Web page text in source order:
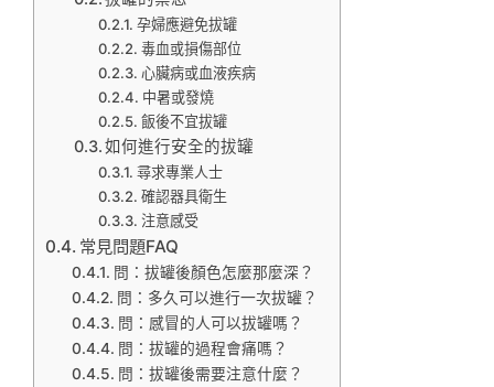
孕婦應避免拔罐
毒血或損傷部位
心臟病或血液疾病
中暑或發燒
飯後不宜拔罐
如何進行安全的拔罐
尋求專業人士
確認器具衛生
注意感受
常見問題FAQ
問：拔罐後顏色怎麼那麼深？
問：多久可以進行一次拔罐？
問：感冒的人可以拔罐嗎？
問：拔罐的過程會痛嗎？
問：拔罐後需要注意什麼？